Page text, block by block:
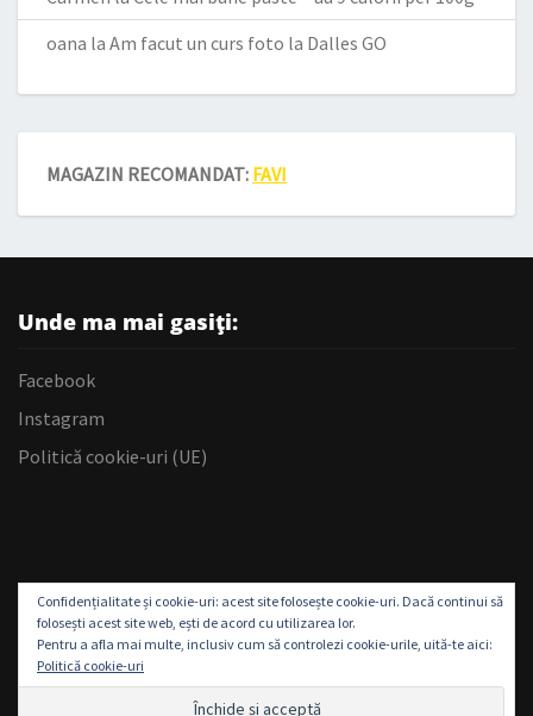
oana la Am facut un curs foto la Dalles GO
MAGAZIN RECOMANDAT: FAVI
Unde ma mai gasiți:
Facebook
Instagram
Politică cookie-uri (UE)
Confidențialitate și cookie-uri: acest site folosește cookie-uri. Dacă continui să
folosești acest site web, ești de acord cu utilizarea lor.
Pentru a afla mai multe, inclusiv cum să controlezi cookie-urile, uită-te aici:
Politică cookie-uri